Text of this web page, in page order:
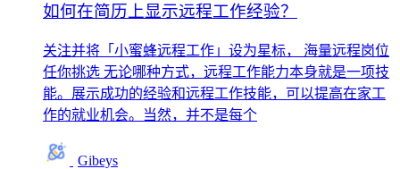
如何在简历上显示远程工作经验？
关注并将「小蜜蜂远程工作」设为星标， 海量远程岗位
任你挑选 无论哪种方式，远程工作能力本身就是一项技
能。展示成功的经验和远程工作技能，可以提高在家工
作的就业机会。当然，并不是每个
Gibeys